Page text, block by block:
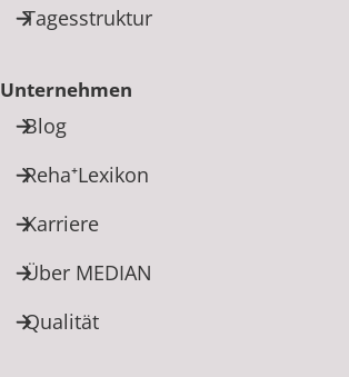
Tagesstruktur
Unternehmen
Blog
Reha⁺Lexikon
Karriere
Über MEDIAN
Qualität